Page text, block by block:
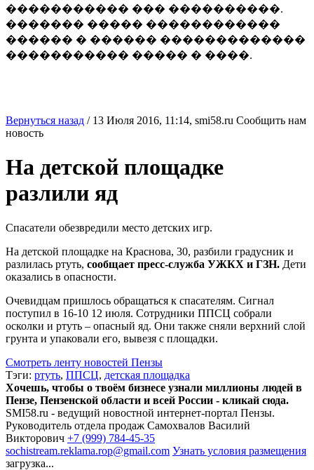
����������� ��� ����������.
������� ����� ������������
������ � ������ �������������
����������� ����� � ����.
Вернуться назад / 13 Июля 2016, 11:14, smi58.ru Сообщить нам
новость
На детской площадке
разлили яд
Спасатели обезвредили место детских игр.
На детской площадке на Краснова, 30, разбили градусник и
разлилась ртуть, сообщает пресс-служба УЖКХ и ГЗН. Дети
оказались в опасности.
Очевидцам пришлось обращаться к спасателям. Сигнал
поступил в 16-10 12 июля. Сотрудники ППСЦ собрали
осколки и ртуть – опасный яд. Они также сняли верхний слой
грунта и упаковали его, вывезя с площадки.
Смотреть ленту новостей Пензы
Тэги: ртуть, ППСЦ, детская площадка
Хочешь, чтобы о твоём бизнесе узнали миллионы людей в
Пензе, Пензенской области и всей России - кликай сюда.
SMI58.ru - ведущий новостной интернет-портал Пензы.
Руководитель отдела продаж Самохвалов Василий
Викторович +7 (999) 784-45-35
sochistream.reklama.rop@gmail.com Узнать условия размещения
загрузка...